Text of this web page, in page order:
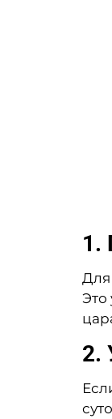
1.
Для
Это
2.